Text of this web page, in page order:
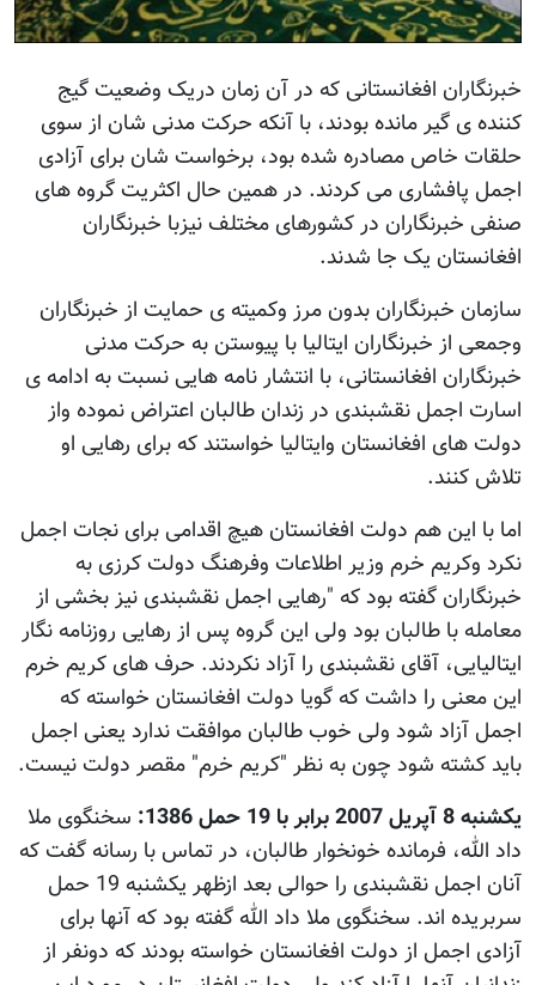
خبرنگاران افغانستانی که در آن زمان دریک وضعیت گیج
کننده ی گیر مانده بودند، با آنکه حرکت مدنی شان از سوی
حلقات خاص مصادره شده بود، برخواست شان برای آزادی
اجمل پافشاری می کردند. در همین حال اکثریت گروه های
صنفی خبرنگاران در کشورهای مختلف نیزبا خبرنگاران
افغانستان یک جا شدند.
سازمان خبرنگاران بدون مرز وکمیته ی حمایت از خبرنگاران
وجمعی از خبرنگاران ایتالیا با پیوستن به حرکت مدنی
خبرنگاران افغانستانی، با انتشار نامه هایی نسبت به ادامه ی
اسارت اجمل نقشبندی در زندان طالبان اعتراض نموده واز
دولت های افغانستان وایتالیا خواستند که برای رهایی او
تلاش کنند.
اما با این هم دولت افغانستان هیچ اقدامی برای نجات اجمل
نکرد وکریم خرم وزیر اطلاعات وفرهنگ دولت کرزی به
خبرنگاران گفته بود که "رهایی اجمل نقشبندی نیز بخشی از
معامله با طالبان بود ولی این گروه پس از رهایی روزنامه نگار
ایتالیایی، آقای نقشبندی را آزاد نکردند. حرف های کریم خرم
این معنی را داشت که گویا دولت افغانستان خواسته که
اجمل آزاد شود ولی خوب طالبان موافقت ندارد یعنی اجمل
باید کشته شود چون به نظر "کریم خرم" مقصر دولت نیست.
يکشنبه 8 آپریل 2007 برابر با 19 حمل 1386:
سخنگوی ملا
داد الله، فرمانده خونخوار طالبان، در تماس با رسانه گفت که
آنان اجمل نقشبندی را حوالی بعد ازظهر یکشنبه 19 حمل
سربریده اند. سخنگوی ملا داد الله گفته بود که آنها برای
آزادی اجمل از دولت افغانستان خواسته بودند که دونفر از